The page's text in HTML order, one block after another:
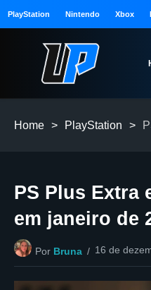
PlayStation Nintendo Xbox
Home > PlayStation >
PS Plus Extra
em janeiro de
Por Bruna 16 de